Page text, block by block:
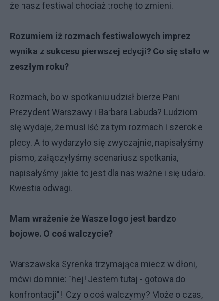
że nasz festiwal chociaż trochę to zmieni.
Rozumiem iż rozmach festiwalowych imprez
wynika z sukcesu pierwszej edycji? Co się stało w
zeszłym roku?
Rozmach, bo w spotkaniu udział bierze Pani
Prezydent Warszawy i Barbara Labuda? Ludziom
się wydaje, że musi iść za tym rozmach i szerokie
plecy. A to wydarzyło się zwyczajnie, napisałyśmy
pismo, załączyłyśmy scenariusz spotkania,
napisałyśmy jakie to jest dla nas ważne i się udało.
Kwestia odwagi.
Mam wrażenie że Wasze logo jest bardzo
bojowe. O coś walczycie?
Warszawska Syrenka trzymająca miecz w dłoni,
mówi do mnie: "hej! Jestem tutaj - gotowa do
konfrontacji"! Czy o coś walczymy? Może o czas,